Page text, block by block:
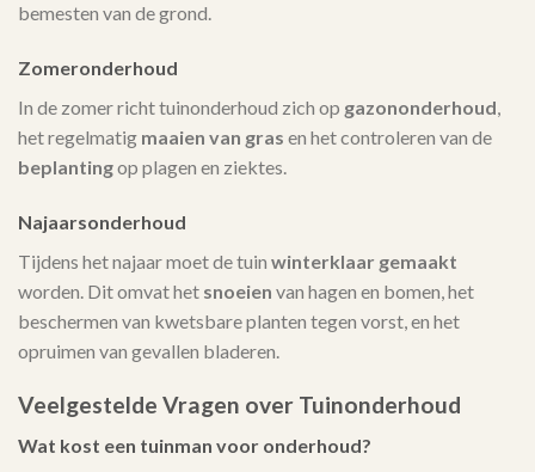
bemesten van de grond.
Zomeronderhoud
In de zomer richt tuinonderhoud zich op gazononderhoud,
het regelmatig maaien van gras en het controleren van de
beplantingop plagen en ziektes.
Najaarsonderhoud
Tijdens het najaar moet de tuin winterklaar gemaakt
worden. Dit omvat het snoeien van hagen en bomen, het
beschermen van kwetsbare planten tegen vorst, en het
opruimen van gevallen bladeren.
Veelgestelde Vragen over Tuinonderhoud
Wat kost een tuinman voor onderhoud?